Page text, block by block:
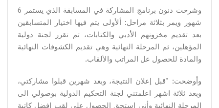
وشرحت دنون برنامج المشاركة في المسابقة الذي يستمر 6
شهور ويمر بثلاثة مراحل: ألأولى يتم فيها اختيار المتسابقين
بعد تقديم مخزونهم الأدبي والكتابات، ثم تقرر لجنة دولية
المؤهلين، ثم المرحلة النهائية وهي تقديم الكشوفات النهائية
والمادة للحصول عل المراتب والألقاب.
وأوضحت: "قبل إعلان النتيجة، وبعد شهرين قبلوا مشاركتي،
وبعد ثلاثة اشهر اعلمتني لجنة التحكيم الدولية بوصولي الى
المرحلة النهائية وأني استحق الحصول على لقب افضل كاتبة